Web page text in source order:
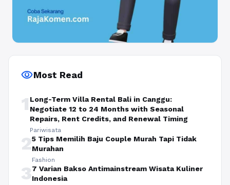
visibilityMost Read
1 Long-Term Villa Rental Bali in Canggu:
Negotiate 12 to 24 Months with Seasonal
Repairs, Rent Credits, and Renewal Timing
Pariwisata
25 Tips Memilih Baju Couple Murah Tapi Tidak
Murahan
Fashion
37 Varian Bakso Antimainstream Wisata Kuliner
Indonesia